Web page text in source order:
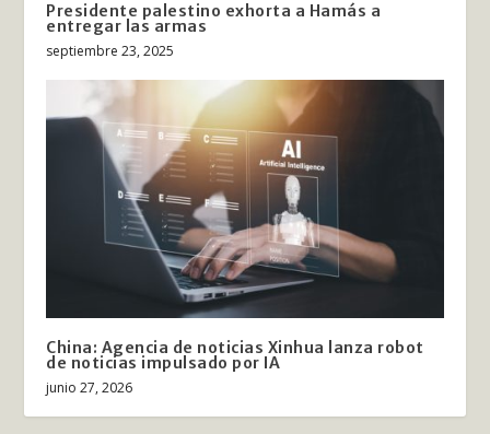
Presidente palestino exhorta a Hamás a
entregar las armas
septiembre 23, 2025
China: Agencia de noticias Xinhua lanza robot
de noticias impulsado por IA
junio 27, 2026